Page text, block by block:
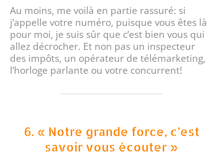
Au moins, me voilà en partie rassuré: si
j’appelle votre numéro, puisque vous êtes là
pour moi, je suis sûr que c’est bien vous qui
allez décrocher. Et non pas un inspecteur
des impôts, un opérateur de télémarketing,
l’horloge parlante ou votre concurrent!
6. « Notre grande force, c’est
savoir vous écouter »